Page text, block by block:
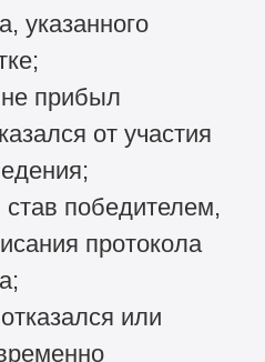
указанного
прибыл
от участия
победителем,
протокола
или